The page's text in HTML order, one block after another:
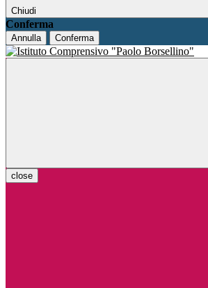
Chiudi
Conferma
Annulla Conferma
close